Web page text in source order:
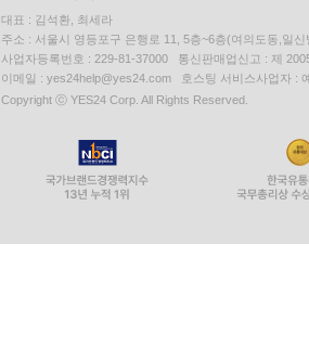
대표 : 김석환, 최세라
주소 : 서울시 영등포구 은행로 11, 5층~6층(여의도동,일신
사업자등록번호 : 229-81-37000 통신판매업신고 : 제
이메일 : yes24help@yes24.com 호스팅 서비스사업자 :
Copyright ⓒ YES24 Corp. All Rights Reserved.